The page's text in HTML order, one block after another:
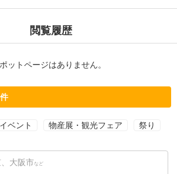
閲覧履歴
ットページはありません。
ベント 物産展・観光フェア 祭り
大阪市 など